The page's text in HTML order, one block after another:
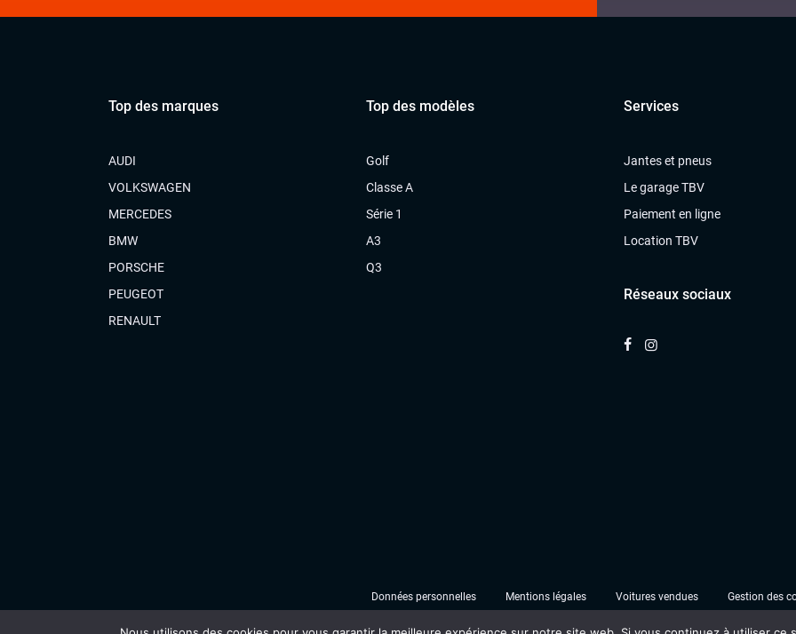
Top des marques
AUDI
VOLKSWAGEN
MERCEDES
BMW
PORSCHE
PEUGEOT
RENAULT
Top des modèles
Golf
Classe A
Série 1
A3
Q3
Services
Jantes et pneus
Le garage TBV
Paiement en ligne
Location TBV
Réseaux sociaux
Données personnelles Mentions légales Voitures vendues Gestion des